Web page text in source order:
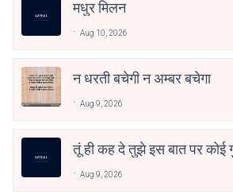
मधुर मिलन
Aug 10, 2026
न धरती बचेगी न अम्बर बचेगा
Aug 9, 2026
तूं ही कह दे तुझे इस बात पर कोई
Aug 9, 2026